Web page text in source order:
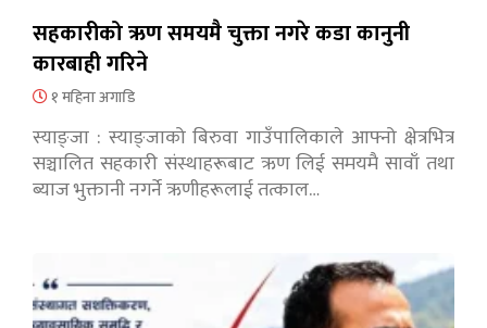
सहकारीको ऋण समयमै चुक्ता नगरे कडा कानुनी
कारबाही गरिने
१ महिना अगाडि
स्याङ्जा : स्याङ्जाको बिरुवा गाउँपालिकाले आफ्नो क्षेत्रभित्र
सञ्चालित सहकारी संस्थाहरूबाट ऋण लिई समयमै सावाँ तथा
ब्याज भुक्तानी नगर्ने ऋणीहरूलाई तत्काल…